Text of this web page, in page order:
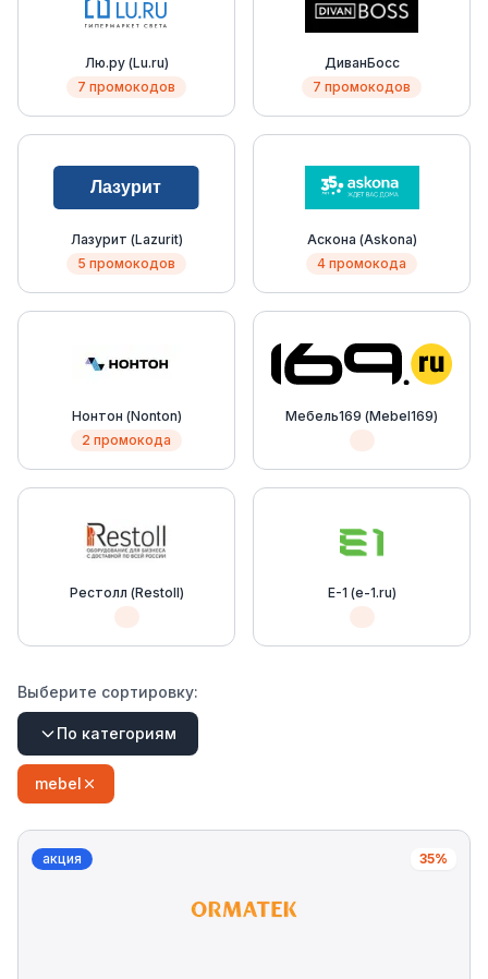
Лю.ру (Lu.ru)
7 промокодов
ДиванБосс
7 промокодов
Лазурит (Lazurit)
5 промокодов
Аскона (Askona)
4 промокода
Нонтон (Nonton)
2 промокода
Мебель169 (Mebel169)
Рестолл (Restoll) Е-1 (e-1.ru)
Выберите сортировку:
По категориям
mebel
акция 35%